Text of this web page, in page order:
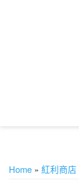
Home » 紅利商店